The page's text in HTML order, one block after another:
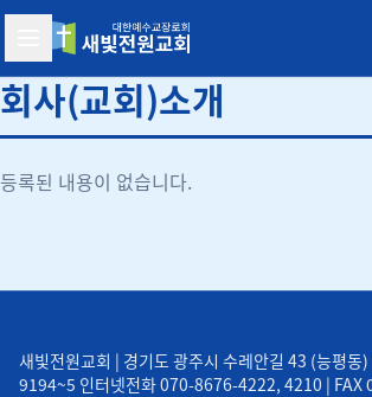
새빛전원교회
회사(교회)소개
등록된 내용이 없습니다.
새빛전원교회 | 경기도 광주시 수레안길 43 (능평
9194~5 인터넷전화 070-8676-4222, 4210 | FAX